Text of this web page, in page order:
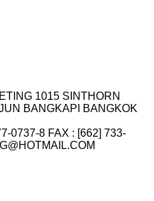
1015 SINTHORN
BANGKAPI BANGKOK
0737-8 FAX : [662] 733-